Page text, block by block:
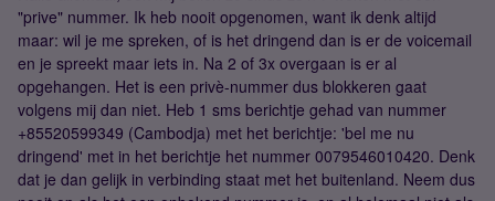
"prive" nummer. Ik heb nooit opgenomen, want ik denk altijd
maar: wil je me spreken, of is het dringend dan is er de voicemail
en je spreekt maar iets in. Na 2 of 3x overgaan is er al
opgehangen. Het is een privè-nummer dus blokkeren gaat
volgens mij dan niet. Heb 1 sms berichtje gehad van nummer
+85520599349 (Cambodja) met het berichtje: 'bel me nu
dringend' met in het berichtje het nummer 0079546010420. Denk
dat je dan gelijk in verbinding staat met het buitenland. Neem dus